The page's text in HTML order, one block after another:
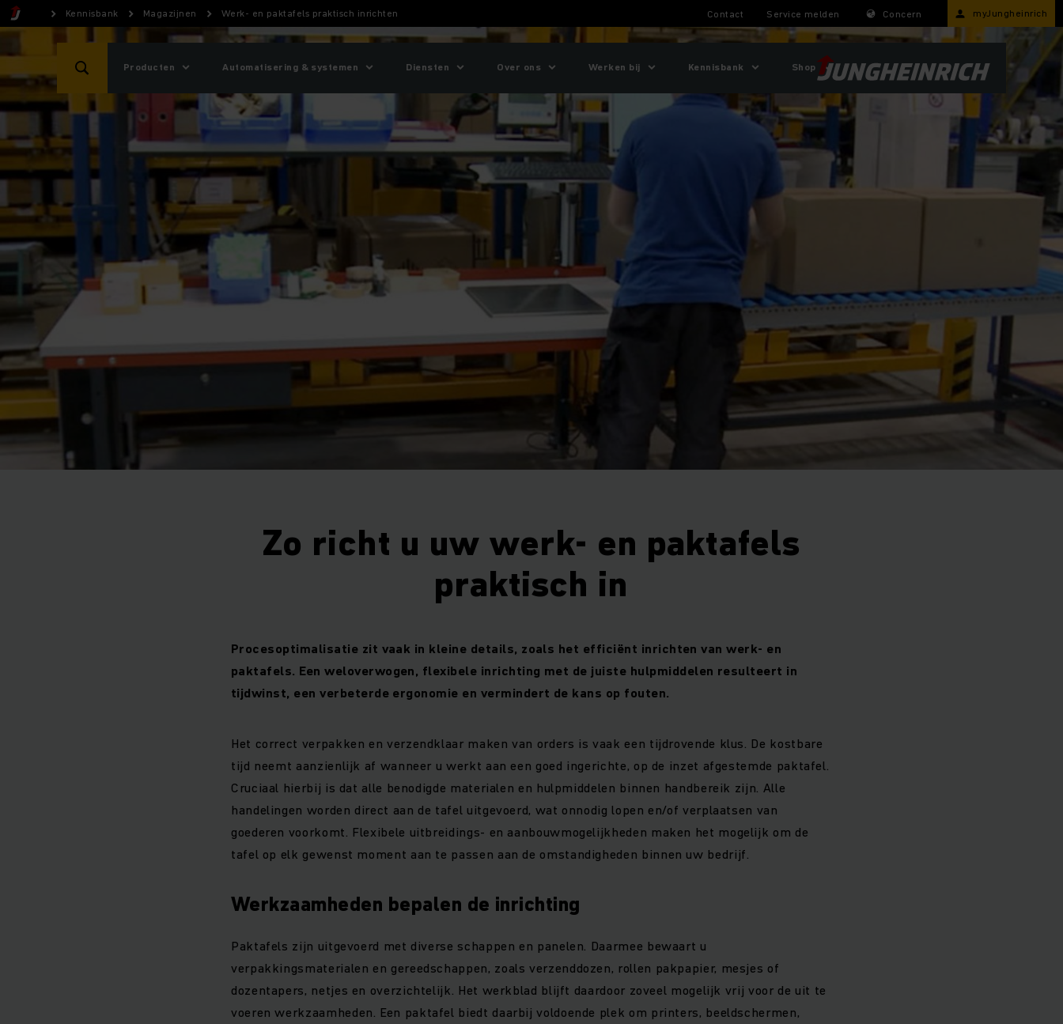
Kennisbank Magazijnen Werk- en paktafels praktisch inrichten Contact Service melden Concern myJungheinrich
Producten Automatisering & systemen Diensten Over ons Werken bij Kennisbank Shop
Zo richt u uw werk- en paktafels
praktisch in
Procesoptimalisatie zit vaak in kleine details, zoals het efficiënt inrichten van werk- en
paktafels. Een weloverwogen, flexibele inrichting met de juiste hulpmiddelen resulteert in
tijdwinst, een verbeterde ergonomie en vermindert de kans op fouten.
Het correct verpakken en verzendklaar maken van orders is vaak een tijdrovende klus. De kostbare
tijd neemt aanzienlijk af wanneer u werkt aan een goed ingerichte, op de inzet afgestemde paktafel.
Cruciaal hierbij is dat alle benodigde materialen en hulpmiddelen binnen handbereik zijn. Alle
handelingen worden direct aan de tafel uitgevoerd, wat onnodig lopen en/of verplaatsen van
goederen voorkomt. Flexibele uitbreidings- en aanbouwmogelijkheden maken het mogelijk om de
tafel op elk gewenst moment aan te passen aan de omstandigheden binnen uw bedrijf.
Werkzaamheden bepalen de inrichting
Paktafels zijn uitgevoerd met diverse schappen en panelen. Daarmee bewaart u
verpakkingsmaterialen en gereedschappen, zoals verzenddozen, rollen pakpapier, mesjes of
dozentapers, netjes en overzichtelijk. Het werkblad blijft daardoor zoveel mogelijk vrij voor de uit te
voeren werkzaamheden. Een paktafel biedt daarbij voldoende plek om printers, beeldschermen,